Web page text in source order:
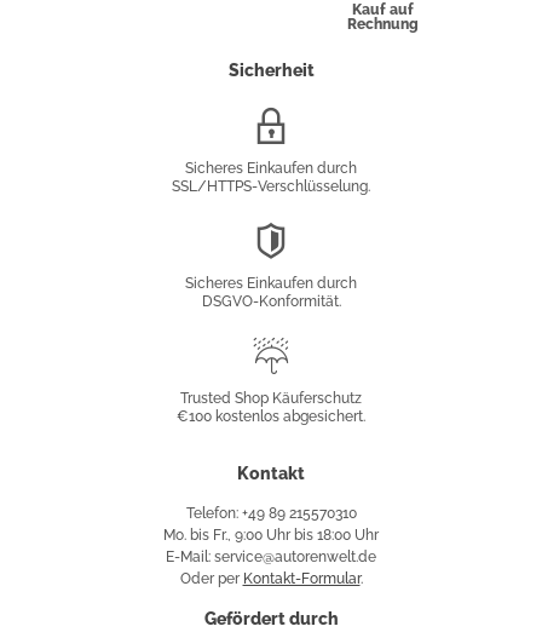
Kauf auf
Rechnung
Sicherheit
Sicheres Einkaufen durch
SSL/HTTPS-Verschlüsselung.
Sicheres Einkaufen durch
DSGVO-Konformität.
Käuferschutz
Trusted Shop Käuferschutz
€100 kostenlos abgesichert.
Kontakt
Telefon: +49 89 215570310
Mo. bis Fr., 9:00 Uhr bis 18:00 Uhr
E-Mail: service@autorenwelt.de
Oder per Kontakt-Formular.
Gefördert durch